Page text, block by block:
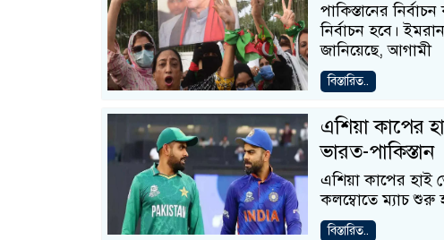
পাকিস্তানের
নির্বাচন হবে।
জানিয়েছে, আগামী
বিস্তারিত..
এশিয়া কাপের
ভারত-পাকিস্তান
এশিয়া কাপের হাই
কলম্বোতে ম্যাচ শুরু
বিস্তারিত..